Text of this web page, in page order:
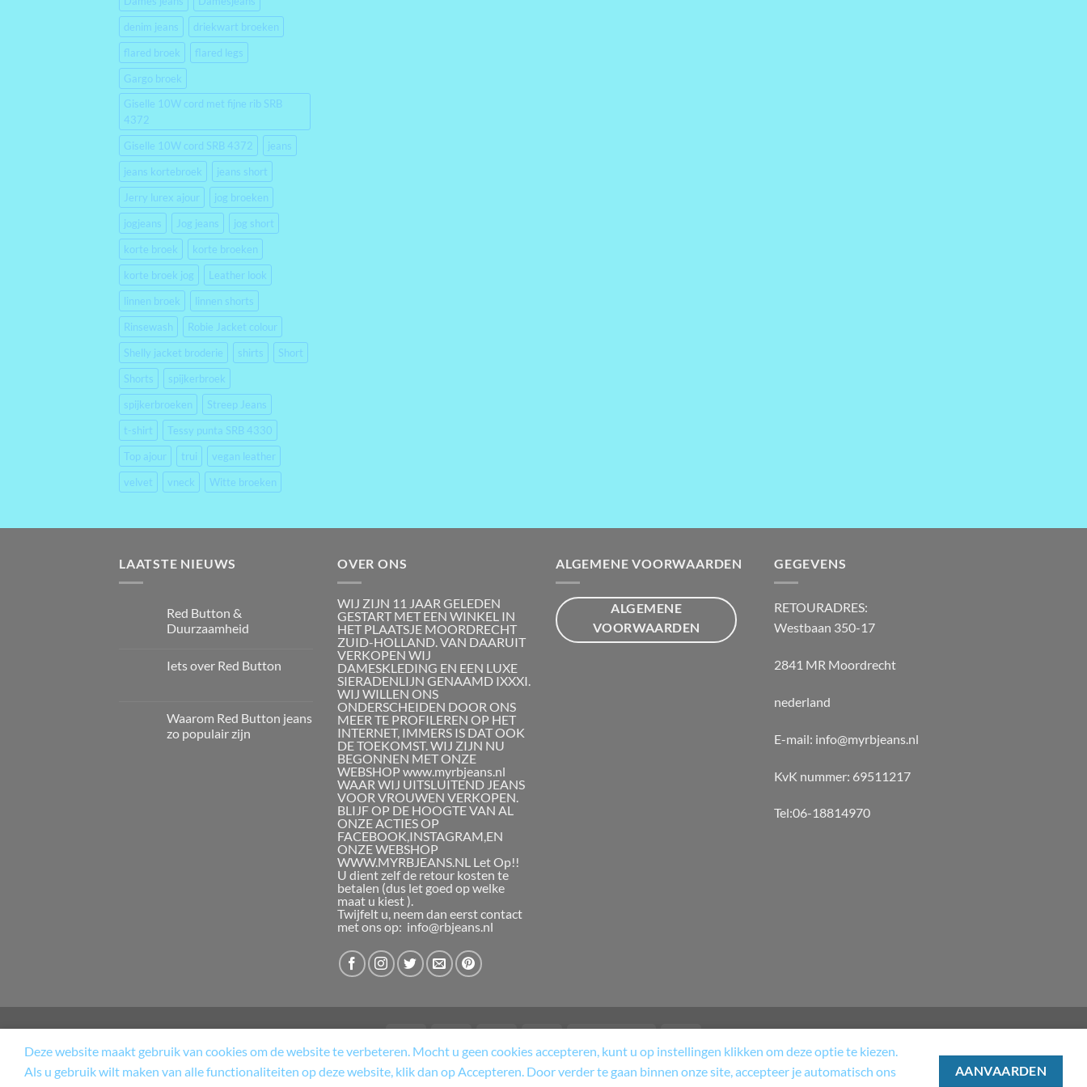
denim jeans
driekwart broeken
flared broek
flared legs
Gargo broek
Giselle 10W cord met fijne rib SRB
4372
Giselle 10W cord SRB 4372
jeans
jeans kortebroek
jeans short
Jerry lurex ajour
jog broeken
jogjeans
Jog jeans
jog short
korte broek
korte broeken
korte broek jog
Leather look
linnen broek
linnen shorts
Rinsewash
Robie Jacket colour
Shelly jacket broderie
shirts
Short
Shorts
spijkerbroek
spijkerbroeken
Streep Jeans
t-shirt
Tessy punta SRB 4330
Top ajour
trui
vegan leather
velvet
vneck Witte broeken
LAATSTE NIEUWS
Red Button &
Duurzaamheid
Iets over Red Button
Waarom Red Button jeans
zo populair zijn
OVER ONS
WIJ ZIJN 11 JAAR GELEDEN
GESTART MET EEN WINKEL IN
HET PLAATSJE MOORDRECHT
ZUID-HOLLAND. VAN DAARUIT
VERKOPEN WIJ
DAMESKLEDING EN EEN LUXE
SIERADENLIJN GENAAMD IXXXI.
WIJ WILLEN ONS
ONDERSCHEIDEN DOOR ONS
MEER TE PROFILEREN OP HET
INTERNET, IMMERS IS DAT OOK
DE TOEKOMST. WIJ ZIJN NU
BEGONNEN MET ONZE
WEBSHOP www.myrbjeans.nl
WAAR WIJ UITSLUITEND JEANS
VOOR VROUWEN VERKOPEN.
BLIJF OP DE HOOGTE VAN AL
ONZE ACTIES OP
FACEBOOK,INSTAGRAM,EN
ONZE WEBSHOP
WWW.MYRBJEANS.NL Let Op!!
U dient zelf de retour kosten te
betalen (dus let goed op welke
maat u kiest ).
Twijfelt u, neem dan eerst contact
met ons op: info@rbjeans.nl
ALGEMENE VOORWAARDEN
ALGEMENE
VOORWAARDEN
GEGEVENS
RETOURADRES:
Westbaan 350-17
2841 MR Moordrecht
nederland
E-mail: info@myrbjeans.nl
KvK nummer: 69511217
Tel:06-18814970
WINKEL TERUGBETAAL- EN RETOURNERINGSBELEID ALGEMENE VOORWAARDEN CART CONTACT MY ACCOUNT CHECKOUT
Deze website maakt gebruik van cookies om de website te verbeteren. Mocht u geen cookies accepteren, kunt u op instellingen klikken om deze optie te kiezen.
Als u gebruik wilt maken van alle functionaliteiten op deze website, klik dan op Accepteren. Door verder te gaan binnen onze site, accepteer je automatisch ons
AANVAARDEN